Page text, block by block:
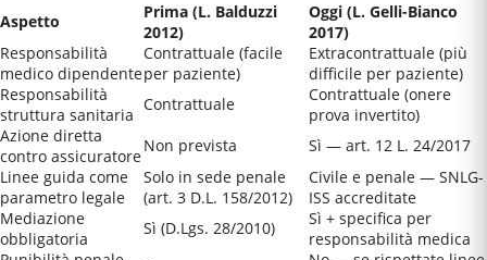
Aspetto
Prima (L. Balduzzi
2012)
Oggi (L. Gelli-Bianco
2017)
Responsabilità
medico dipendente
Contrattuale (facile
per paziente)
Extracontrattuale (più
difficile per paziente)
Responsabilità
struttura sanitaria
Contrattuale
Contrattuale (onere
prova invertito)
Azione diretta
contro assicuratore
Non prevista
Sì — art. 12 L. 24/2017
Linee guida come
parametro legale
Solo in sede penale
(art. 3 D.L. 158/2012)
Civile e penale — SNLG-
ISS accreditate
Mediazione
obbligatoria
Sì (D.Lgs. 28/2010)
Sì + specifica per
responsabilità medica